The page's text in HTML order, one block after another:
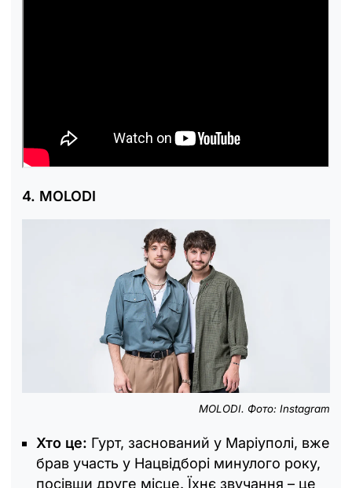
4. MOLODI
MOLODI. Фото: Instagram
Хто це: Гурт, заснований у Маріуполі, вже
брав участь у Нацвідборі минулого року,
посівши друге місце. Їхнє звучання – це